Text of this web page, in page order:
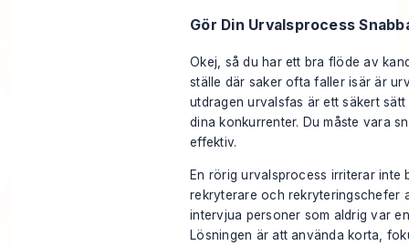
Gör Din Urvalsprocess
Okej, så du har ett bra flöde av
ställe där saker ofta faller isär är
utdragen urvalsfas är ett säkert
dina konkurrenter. Du måste vara
effektiv.
En rörig urvalsprocess irriterar inte
rekryterare och rekryteringschefer
intervjua personer som aldrig var
Lösningen är att använda korta,